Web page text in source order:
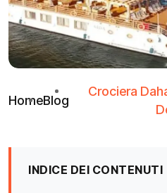
HomeBlog
Crociera
INDICE DEI CONTENUTI